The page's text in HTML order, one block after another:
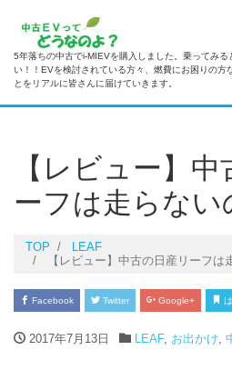
5年落ちの中古でi-MIEVを購入しました。乗ってみ
い！！EVを検討されている方々、燃費にお困りの方
とをリアルに皆さんに届けていきます。
【レビュー】中
ーフは走らない
TOP
LEAF
【レビュー】中古の日産リーフは
Facebook Twitter Google+
2017年7月13日 LEAF, お出かけ